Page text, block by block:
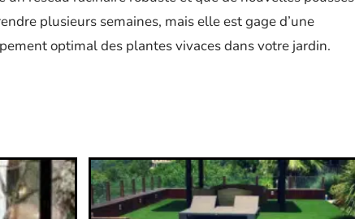
plusieurs semaines, mais elle est gage d’une
optimal des plantes vivaces dans votre jardin.